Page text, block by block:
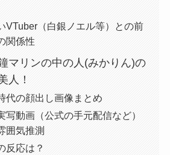
VTuber（白銀ノエル等）との前
関係性
マリンの中の人(みかりん)の
人！
代の顔出し画像まとめ
写動画（公式の手元配信など）
囲気推測
反応は？